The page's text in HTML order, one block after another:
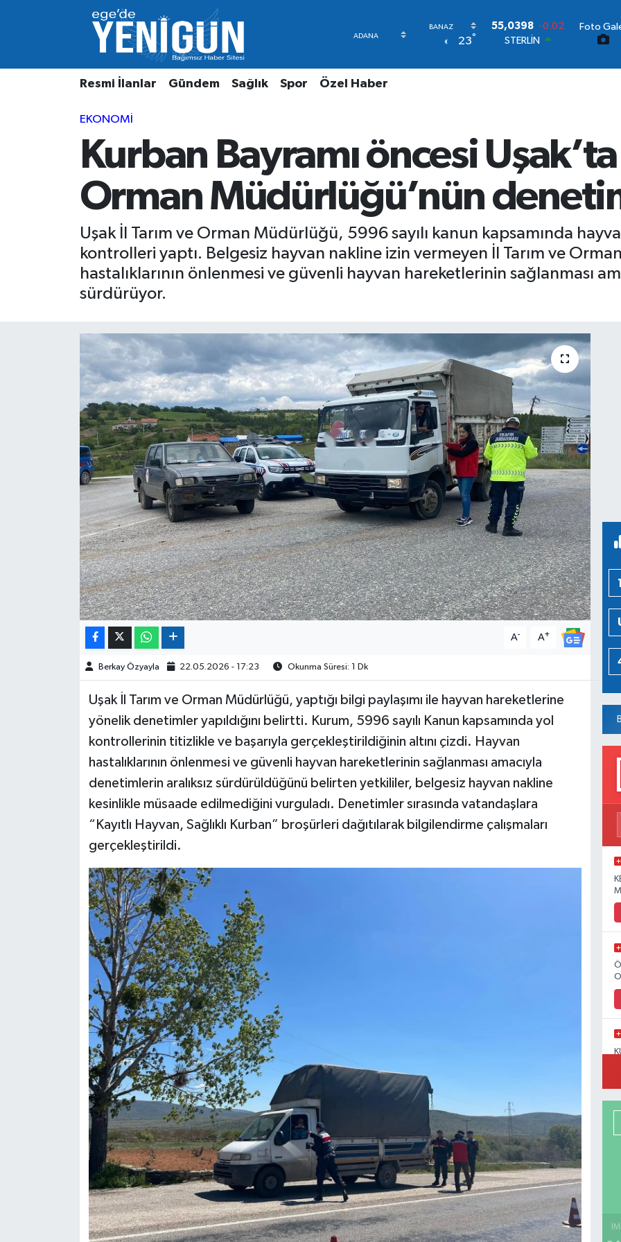
23°
STERLİN
64,1581
0.16
6508.83 4.44
47,5894 0.08
EURO
55,0398 -0.02
Foto
Resmi İlanlar Gündem Sağlık Spor Özel Haber
EKONOMI
Kurban Bayramı öncesi Uşak’ta
Orman Müdürlüğü’nün
Uşak İl Tarım ve Orman Müdürlüğü, 5996 sayılı kanun kapsamında
kontrolleri yaptı. Belgesiz hayvan nakline izin vermeyen İl Tarım ve
hastalıklarının önlenmesi ve güvenli hayvan hareketlerinin sağlanması
sürdürüyor.
A- A+
Berkay Özyayla 22.05.2026 - 17:23 Okunma Süresi: 1 Dk
Uşak İl Tarım ve Orman Müdürlüğü, yaptığı bilgi paylaşımı ile hayvan hareketlerine
yönelik denetimler yapıldığını belirtti. Kurum, 5996 sayılı Kanun kapsamında yol
kontrollerinin titizlikle ve başarıyla gerçekleştirildiğinin altını çizdi. Hayvan
hastalıklarının önlenmesi ve güvenli hayvan hareketlerinin sağlanması amacıyla
denetimlerin aralıksız sürdürüldüğünü belirten yetkililer, belgesiz hayvan nakline
kesinlikle müsaade edilmediğini vurguladı. Denetimler sırasında vatandaşlara
“Kayıtlı Hayvan, Sağlıklı Kurban” broşürleri dağıtılarak bilgilendirme çalışmaları
gerçekleştirildi.
Resmi İlanlar
Gündem
Özel Haber
Beyoğlu Nöbetçi Eczaneler
Beyoğlu Hava Durumu
Beyoğlu Trafik Yoğunluk Haritası
Süper Lig Puan Durumu ve Fikstür
Tüm Manşetler
Son Dakika Haberleri
Haber Arşivi